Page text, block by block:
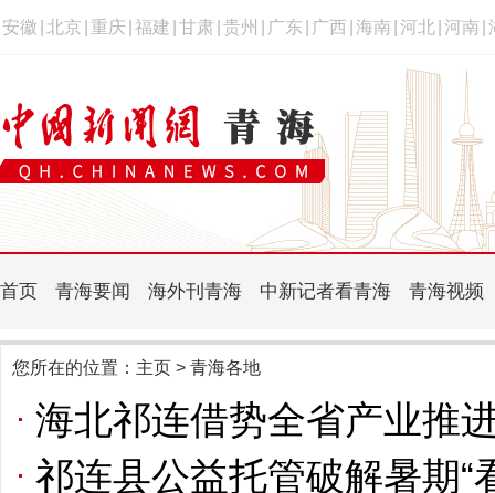
安徽 北京 重庆 福建 甘肃 贵州 广东 广西 海南 河北 河南
首页 青海要闻 海外刊青海 中新记者看青海 青海视频
您所在的位置： 主页 > 青海各地
海北祁连借势全省产业推
祁连县公益托管破解暑期“